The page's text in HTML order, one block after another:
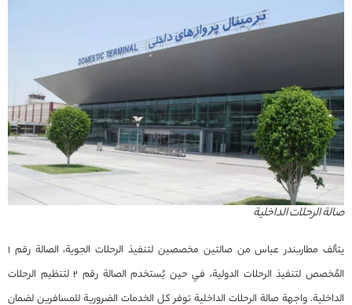
صالة الرحلات الداخلية
يتألف مطاربندر عباس من صالتين مخصصين لتنفيذ الرحلات الجوية، الصالة رقم 1
المُخصص لتنفيذ الرحلات الدولية، في حين يُستخدم الصالة رقم 2 لتنظيم الرحلات
الداخلية. واجهة صالة الرحلات الداخلية توفر كل الخدمات الضرورية للمسافرين لضمان